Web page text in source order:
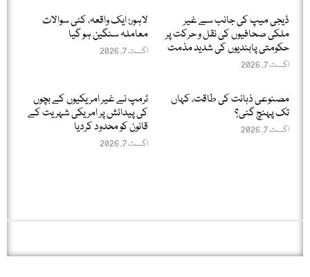
ڈیجی میپ کی جانب سے غیر
ملکی صحافیوں کی نقل و حرکت پر
حکومتی پابندیوں کی شدید مذمت
اگست 7, 2026
لاہور: ایک واقعہ، کئی سوالات
معاملہ سنگین ہو گیا
اگست 7, 2026
مصنوعی ذہانت کی طاقت، کہاں
تک پہنچ گئی؟
اگست 7, 2026
ٹرمپ نے غیر امریکیوں کے بچوں
کی پیدائش پر امریکی شہریت کے
قانون کو محدود کردیا
اگست 7, 2026